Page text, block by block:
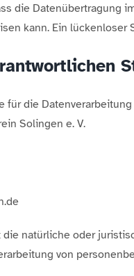
die Datenübertragung
kann. Ein
für die
Solingen e. V.
natürliche oder
von